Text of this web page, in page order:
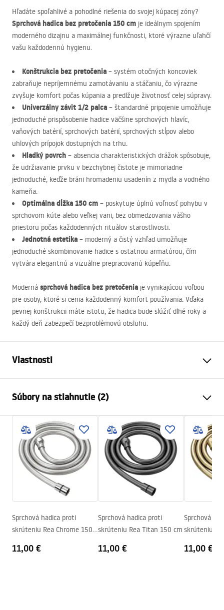
Hľadáte spoľahlivé a pohodlné riešenia do svojej kúpacej zóny?
Sprchová hadica bez pretočenia 150 cm je ideálnym spojením
moderného dizajnu a maximálnej funkčnosti, ktoré výrazne uľahčí
vašu každodennú hygienu.
Konštrukcia bez pretočenia – systém otočných koncoviek
zabraňuje nepríjemnému zamotávaniu a stáčaniu, čo výrazne
zvyšuje komfort počas kúpania a predlžuje životnosť celej súpravy.
Univerzálny závit 1/2 palca – štandardné pripojenie umožňuje
jednoduché prispôsobenie hadice väčšine sprchových hlavíc,
vaňových batérií, sprchových batérií, sprchových stĺpov alebo
uhlových prípojok dostupných na trhu.
Hladký povrch – absencia charakteristických drážok spôsobuje,
že udržiavanie prvku v bezchybnej čistote je mimoriadne
jednoduché, keďže bráni hromadeniu usadenín z mydla a vodného
kameňa.
Optimálna dĺžka 150 cm – poskytuje úplnú voľnosť pohybu v
sprchovom kúte alebo veľkej vani, bez obmedzovania vášho
priestoru počas každodenných rituálov starostlivosti.
Jednotná estetika – moderný a čistý vzhľad umožňuje
jednoduché skombinovanie hadice s ostatnou armatúrou, čím
vytvára elegantnú a vizuálne prepracovanú kúpeľňu.
Moderná sprchová hadica bez pretočenia je vynikajúcou voľbou
pre osoby, ktoré si cenia každodenný komfort používania. Vďaka
pevnej konštrukcii máte istotu, že hadica bude slúžiť dlhé roky a
každý deň zabezpečí bezproblémovú obsluhu.
Vlastnosti
Záruka
Materiál
mosadz, PVC, rubber
Váha
1kg
Producentský kód
JS-017G
Farba
Zlatá
Súbory na stiahnutie (2)
Bezpečnostné informácie
WARUNKI_BEZPIECZENSTWA_AKCESORIA_LAZIENKOWE.
pdf
Záručné podmienky
Warranty_Terms_and_Conditions_Accessories_-_24.pdf
Sprchová hadica proti
skrúteniu Rea Chrome 150
11,00 €
Sprchová hadica proti
skrúteniu Rea Titan 150 cm
11,00 €
Sprchová
skrúteniu
11,00 €